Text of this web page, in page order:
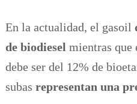
En la actualidad, el gasoil
de biodiesel mientras que
debe ser del 12% de
subas representan una